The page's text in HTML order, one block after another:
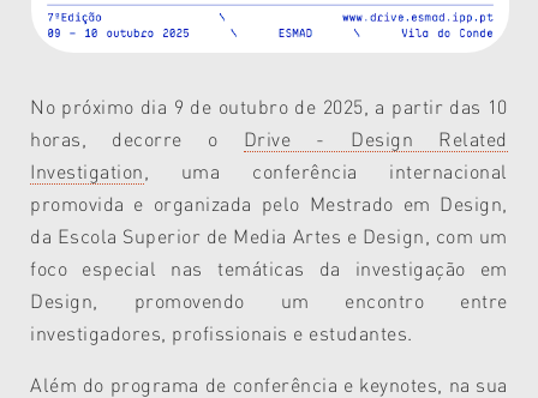
No próximo dia 9 de outubro de 2025, a partir das 10
horas, decorre o Drive - Design Related
Investigation , uma conferência internacional
promovida e organizada pelo Mestrado em Design,
da Escola Superior de Media Artes e Design, com um
foco especial nas temáticas da investigação em
Design, promovendo um encontro entre
investigadores, profissionais e estudantes.
Além do programa de conferência e keynotes, na sua